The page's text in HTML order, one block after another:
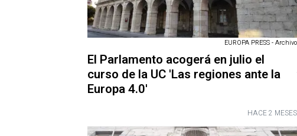
EUROPA PRESS - Archivo
El Parlamento acogerá en julio el
curso de la UC 'Las regiones ante la
Europa 4.0'
HACE 2 MESES